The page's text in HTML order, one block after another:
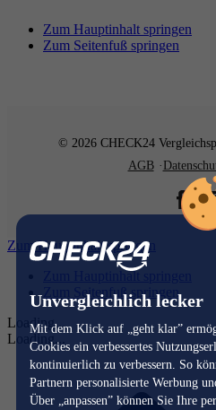
Unvergleichlich lecker
Mit dem Klick auf „geht klar”
Cookies ein verbessertes
kontinuierlich zu verbessern. So
Partnern personalisierte Werbung
Über „anpassen” können Sie Ihre
Zum Hauptinhalt springen
Zum Seitenfuß springen
© 2026 CHECK24
AGB
Zum Hauptinhalt springen
Zum Hauptinhalt springen
Zum Seitenfuß springen
Loading...
Loading...